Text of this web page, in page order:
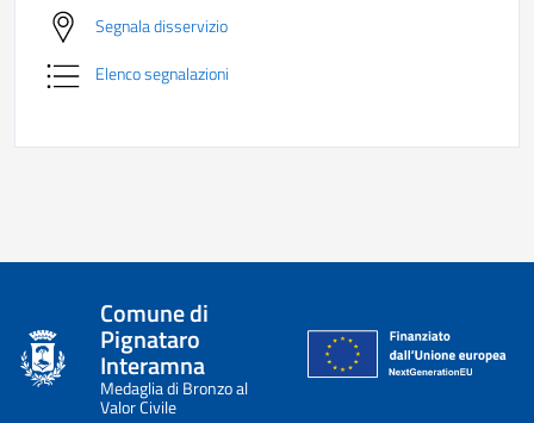
Segnala disservizio
Elenco segnalazioni
Comune di
Pignataro
Interamna
Medaglia di Bronzo al
Valor Civile